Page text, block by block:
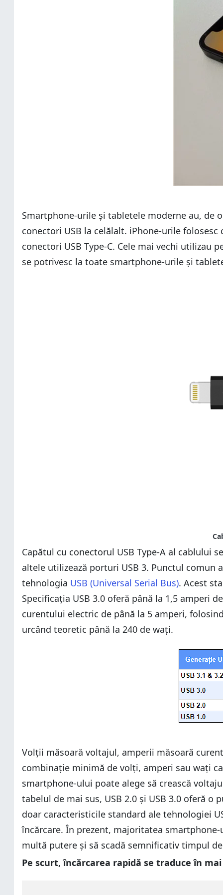
Smartphone-urile și tabletele moderne au, de
conectori USB la celălalt. iPhone-urile
conectori USB Type-C. Cele mai vechi utilizau
se potrivesc la toate smartphone-urile și
Capătul cu conectorul USB Type-A al cablului
altele utilizează porturi USB 3. Punctul
tehnologia USB (Universal Serial Bus). Acest
Specificația USB 3.0 oferă până la 1,5 amperi
curentului electric de până la 5 amperi,
urcând teoretic până la 240 de wați.
Volții măsoară voltajul, amperii măsoară
combinație minimă de volți, amperi sau wați
smartphone-ului poate alege să crească
tabelul de mai sus, USB 2.0 și USB 3.0 oferă
doar caracteristicile standard ale tehnologiei
încărcare. În prezent, majoritatea
multă putere și să scadă semnificativ timpul
Pe scurt, încărcarea rapidă se traduce în